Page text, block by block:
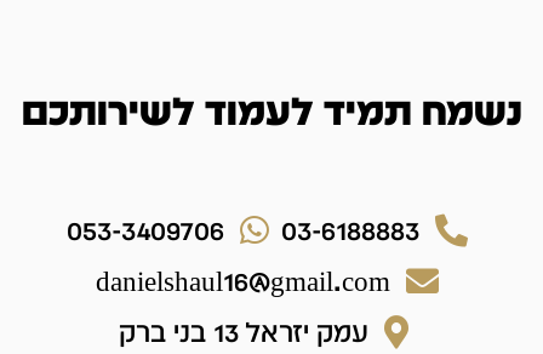
נשמח תמיד לעמוד לשירותכם
03-6188883
053-3409706
danielshaul16@gmail.com
עמק יזראל 13 בני ברק